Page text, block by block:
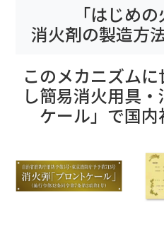
「はじめ
消火剤の製造方
このメカニズム
し簡易消火用具
ケール」で国